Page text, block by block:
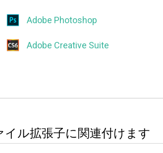
Adobe Photoshop
Adobe Creative Suite
ル拡張子に関連付けます